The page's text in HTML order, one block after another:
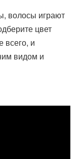
волосы играют
цвет
всего, и
видом и